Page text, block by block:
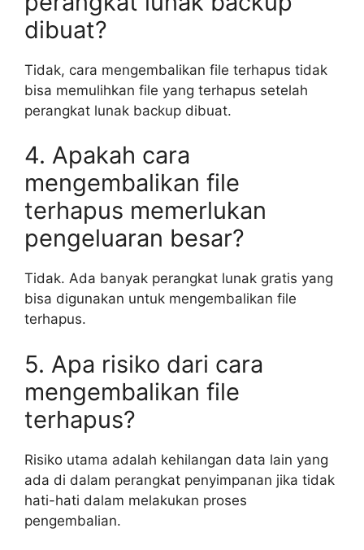
dibuat?
Tidak, cara mengembalikan file terhapus tidak
bisa memulihkan file yang terhapus setelah
perangkat lunak backup dibuat.
4. Apakah cara
mengembalikan file
terhapus memerlukan
pengeluaran besar?
Tidak. Ada banyak perangkat lunak gratis yang
bisa digunakan untuk mengembalikan file
terhapus.
5. Apa risiko dari cara
mengembalikan file
terhapus?
Risiko utama adalah kehilangan data lain yang
ada di dalam perangkat penyimpanan jika tidak
hati-hati dalam melakukan proses
pengembalian.